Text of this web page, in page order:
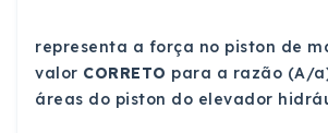
representa a força no piston de
valor CORRETO para a razão (A/
áreas do piston do elevador